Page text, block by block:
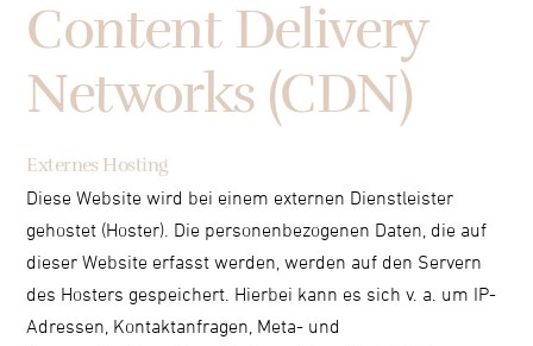
Content Delivery
Networks (CDN)
Externes Hosting
Diese Website wird bei einem externen Dienstleister
gehostet (Hoster). Die personenbezogenen Daten, die auf
dieser Website erfasst werden, werden auf den Servern
des Hosters gespeichert. Hierbei kann es sich v. a. um IP-
Adressen, Kontaktanfragen, Meta- und